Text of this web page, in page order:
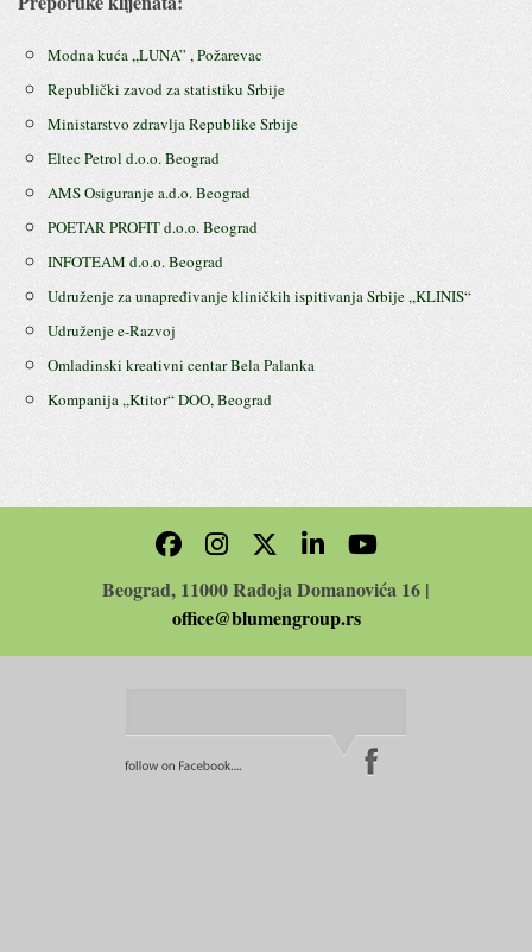
Modna kuća ,,LUNA” , Požarevac
Republički zavod za statistiku Srbije
Ministarstvo zdravlja Republike Srbije
Eltec Petrol d.o.o. Beograd
AMS Osiguranje a.d.o. Beograd
POETAR PROFIT d.o.o. Beograd
INFOTEAM d.o.o. Beograd
Udruženje za unapređivanje kliničkih ispitivanja Srbije ,,KLINIS“
Udruženje e-Razvoj
Omladinski kreativni centar Bela Palanka
Kompanija ,,Ktitor“ DOO, Beograd
Beograd, 11000 Radoja Domanovića 16 |
office@blumengroup.rs